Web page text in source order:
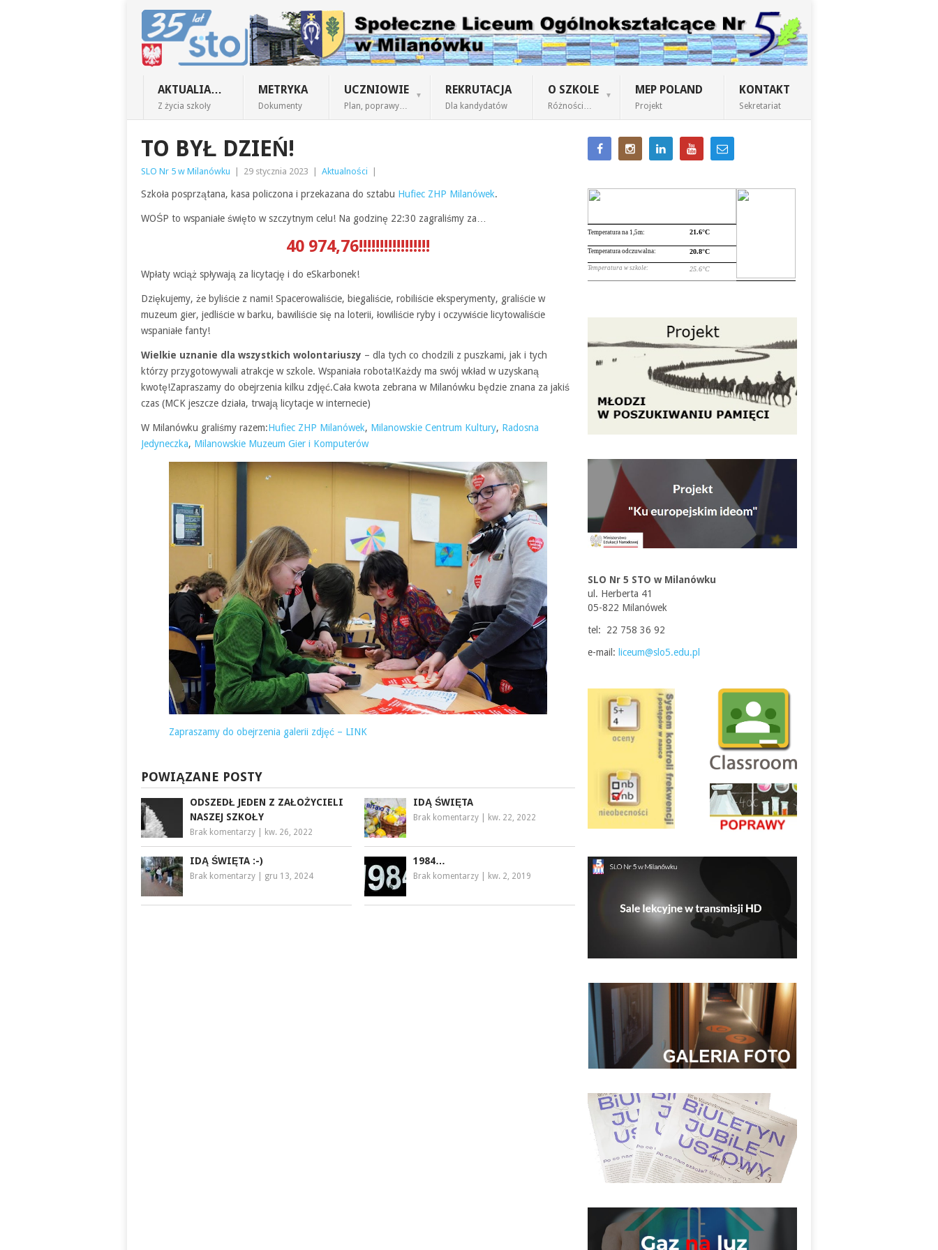
AKTUALIA…
Z życia szkoły
METRYKA
Dokumenty
UCZNIOWIE
Plan, poprawy…
REKRUTACJA
Dla kandydatów
O SZKOLE
Różności…
MEP POLAND
Projekt
KONTAKT
Sekretariat
TO BYŁ DZIEŃ!
SLO Nr 5 w Milanówku 29 stycznia 2023 Aktualności
Szkoła posprzątana, kasa policzona i przekazana do sztabu Hufiec ZHP Milanówek.
WOŚP to wspaniałe święto w szczytnym celu! Na godzinę 22:30 zagraliśmy za…
40 974,76!!!!!!!!!!!!!!!!!
Wpłaty wciąż spływają za licytację i do eSkarbonek!
Dziękujemy, że byliście z nami! Spacerowaliście, biegaliście, robiliście eksperymenty, graliście w
muzeum gier, jedliście w barku, bawiliście się na loterii, łowiliście ryby i oczywiście licytowaliście
wspaniałe fanty!
Wielkie uznanie dla wszystkich wolontariuszy – dla tych co chodzili z puszkami, jak i tych
którzy przygotowywali atrakcje w szkole. Wspaniała robota!Każdy ma swój wkład w uzyskaną
kwotę!Zapraszamy do obejrzenia kilku zdjęć.Cała kwota zebrana w Milanówku będzie znana za jakiś
czas (MCK jeszcze działa, trwają licytacje w internecie)
W Milanówku graliśmy razem:Hufiec ZHP Milanówek, Milanowskie Centrum Kultury, Radosna
Jedyneczka, Milanowskie Muzeum Gier i Komputerów
Zapraszamy do obejrzenia galerii zdjęć – LINK
POWIĄZANE POSTY
ODSZEDŁ JEDEN Z ZAŁOŻYCIELI
NASZEJ SZKOŁY
Brak komentarzy kw. 26, 2022
IDĄ ŚWIĘTA
Brak komentarzy kw. 22, 2022
IDĄ ŚWIĘTA :-)
Brak komentarzy gru 13, 2024
1984…
Brak komentarzy kw. 2, 2019
SLO Nr 5 STO w Milanówku
ul. Herberta 41
05-822 Milanówek
tel: 22 758 36 92
e-mail: liceum@slo5.edu.pl